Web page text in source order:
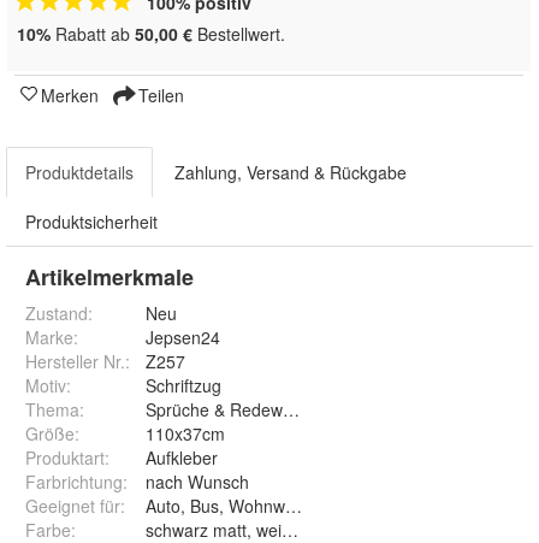
10% Rabatt ab 50,00 € Bestellwert.
Merken Teilen
Produktdetails Zahlung, Versand & Rückgabe
Produktsicherheit
Artikelmerkmale
Zustand:
Neu
Marke:
Jepsen24
Hersteller Nr.:
Z257
Motiv:
Schriftzug
Thema:
Sprüche & Redewendungen
Größe:
110x37cm
Produktart:
Aufkleber
Farbrichtung:
nach Wunsch
Geeignet für:
Auto, Bus, Wohnwagen, Wand, Fenster
Farbe: